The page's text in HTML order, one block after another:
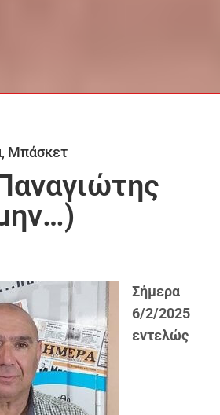
, Μπάσκετ
Σήμερα
6/2/2025
εντελώς